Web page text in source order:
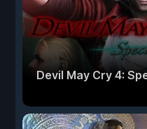
Devil May Cry 4: